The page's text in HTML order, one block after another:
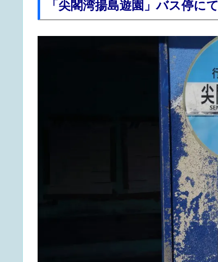
「尖閣湾揚島遊園」バス停にて